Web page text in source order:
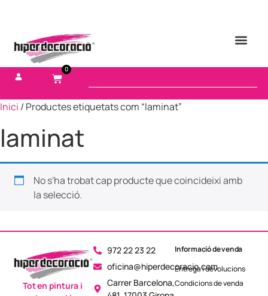
0
Inici / Productes etiquetats com “laminat”
laminat
No s'ha trobat cap producte que coincideixi amb
la selecció.
972 22 23 22
oficina@hiperdecoracio.com
Carrer Barcelona,
Tot en pintura i
Informació de venda
Entrega i devolucions
Condicions de venda